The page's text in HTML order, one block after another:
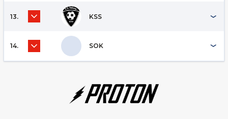
13. KSS
14. SOK